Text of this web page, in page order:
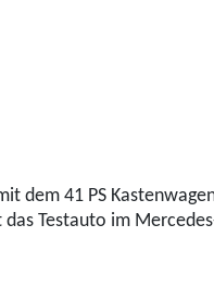
dem 41 PS
Testauto im